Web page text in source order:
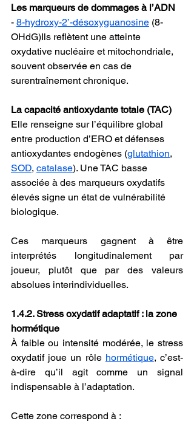
Les marqueurs de dommages à l’ADN
- 8-hydroxy-2’-désoxyguanosine (8-
OHdG)Ils reflètent une atteinte
oxydative nucléaire et mitochondriale,
souvent observée en cas de
surentraînement chronique.
La capacité antioxydante totale (TAC)
Elle renseigne sur l’équilibre global
entre production d’ERO et défenses
antioxydantes endogènes (glutathion,
SOD, catalase). Une TAC basse
associée à des marqueurs oxydatifs
élevés signe un état de vulnérabilité
biologique.
Ces marqueurs gagnent à être
interprétés longitudinalement par
joueur, plutôt que par des valeurs
absolues interindividuelles.
1.4.2. Stress oxydatif adaptatif : la zone
hormétique
À faible ou intensité modérée, le stress
oxydatif joue un rôle hormétique, c’est-
à-dire qu’il agit comme un signal
indispensable à l’adaptation.
Cette zone correspond à :